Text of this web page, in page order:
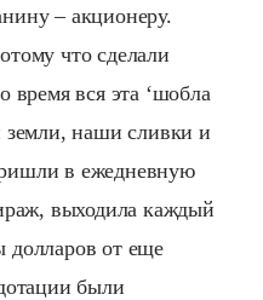
– акционеру.
что сделали
время вся эта ‘шобла
земли, наши сливки и
в ежедневную
выходила каждый
долларов от еще
были